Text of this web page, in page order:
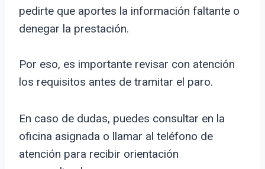
pedirte que aportes la información faltante o
denegar la prestación.
Por eso, es importante revisar con atención
los requisitos antes de tramitar el paro.
En caso de dudas, puedes consultar en la
oficina asignada o llamar al teléfono de
atención para recibir orientación